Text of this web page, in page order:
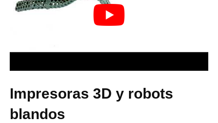
Impresoras 3D y robots
blandos